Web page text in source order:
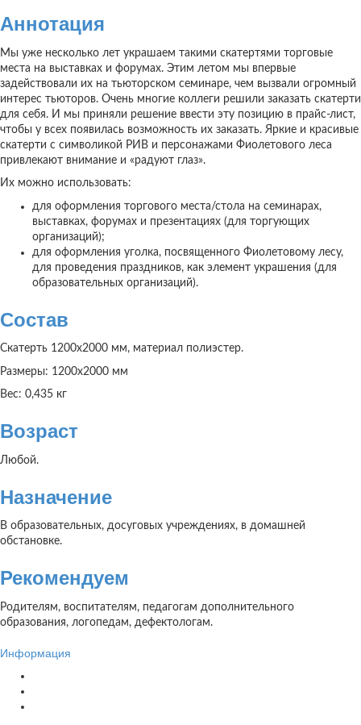
Аннотация
Мы уже несколько лет украшаем такими скатертями торговые
места на выставках и форумах. Этим летом мы впервые
задействовали их на тьюторском семинаре, чем вызвали огромный
интерес тьюторов. Очень многие коллеги решили заказать скатерти
для себя. И мы приняли решение ввести эту позицию в прайс-лист,
чтобы у всех появилась возможность их заказать. Яркие и красивые
скатерти с символикой РИВ и персонажами Фиолетового леса
привлекают внимание и «радуют глаз».
Их можно использовать:
для оформления торгового места/стола на семинарах,
выставках, форумах и презентациях (для торгующих
организаций);
для оформления уголка, посвященного Фиолетовому лесу,
для проведения праздников, как элемент украшения (для
образовательных организаций).
Состав
Скатерть 1200х2000 мм, материал полиэстер.
Размеры: 1200х2000 мм
Вес: 0,435 кг
Возраст
Любой.
Назначение
В образовательных, досуговых учреждениях, в домашней
обстановке.
Рекомендуем
Родителям, воспитателям, педагогам дополнительного
образования, логопедам, дефектологам.
Информация